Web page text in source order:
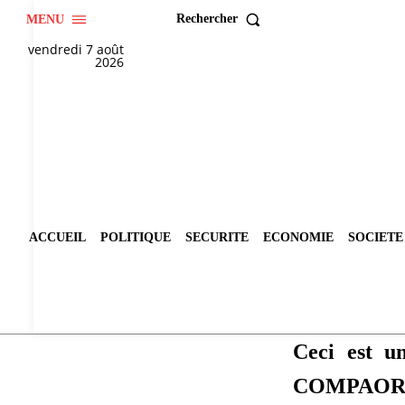
MENU Rechercher
vendredi 7 août
2026
ACCUEIL POLITIQUE SECURITE ECONOMIE SOCIETE
Ceci est